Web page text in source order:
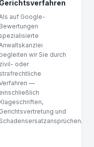
Gerichtsverfahren
auf Google-
Bewertungen
spezialisierte
begleiten wir Sie durch
zivil- oder
strafrechtliche
—
einschließlich
Klageschriften,
Gerichtsvertretung und
Schadensersatzansprüchen.